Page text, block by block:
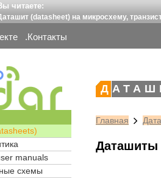
читаете:
(datasheet) на микросхему,
Контакты
manuals
схемы
Главная
Даташиты